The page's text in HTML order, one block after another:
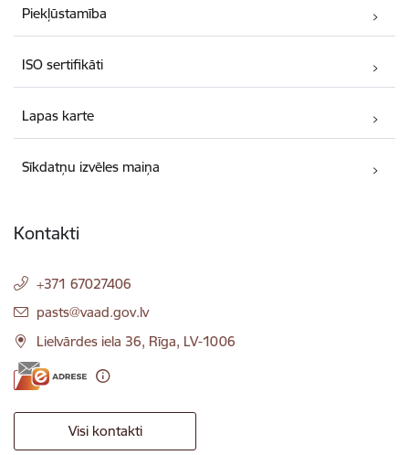
Piekļūstamība
ISO sertifikāti
Lapas karte
Sīkdatņu izvēles maiņa
Kontakti
+371 67027406
E-pasts:
pasts@vaad.gov.lv
Lielvārdes iela 36, Rīga, LV-1006
Visi kontakti